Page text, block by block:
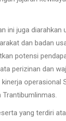
ini juga diarahkan
dan badan
potensi
perizinan dan
operasional
Trantibumlinmas.
yang terdiri